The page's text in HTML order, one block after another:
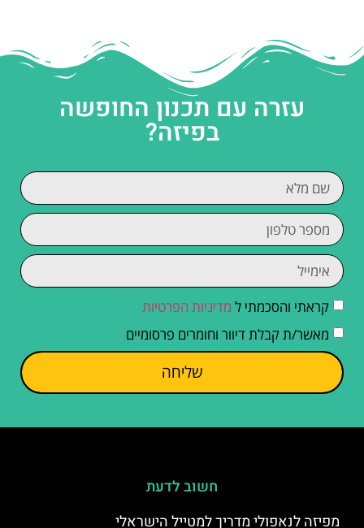
עזרה עם תכנון החופשה
בפיזה?
קראתי והסכמתי ל מדיניות הפרטיות
מאשר/ת קבלת דיוור וחומרים פרסומיים
שליחה
חשוב לדעת
מפיזה לנאפולי מדריך למטייל הישראלי